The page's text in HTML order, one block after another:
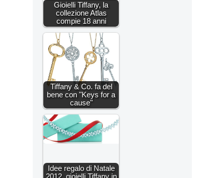
Gioielli Tiffany, la
collezione Atlas
compie 18 anni
Tiffany & Co. fa del
bene con "Keys for a
cause"
Idee regalo di Natale